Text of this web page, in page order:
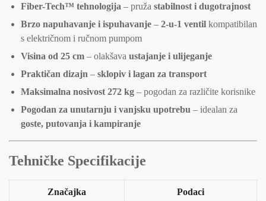
Fiber-Tech™ tehnologija – pruža stabilnost i dugotrajnost
Brzo napuhavanje i ispuhavanje – 2-u-1 ventil kompatibilan
s električnom i ručnom pumpom
Visina od 25 cm – olakšava ustajanje i ulijeganje
Praktičan dizajn – sklopiv i lagan za transport
Maksimalna nosivost 272 kg – pogodan za različite korisnike
Pogodan za unutarnju i vanjsku upotrebu – idealan za
goste, putovanja i kampiranje
Tehničke Specifikacije
Značajka Podaci